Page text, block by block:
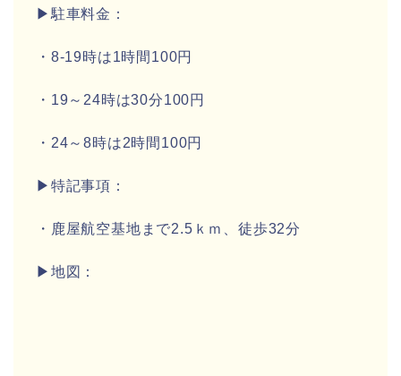
▶駐車料金：
・8-19時は1時間100円
・19～24時は30分100円
・24～8時は2時間100円
▶特記事項：
・鹿屋航空基地まで2.5ｋｍ、徒歩32分
▶地図：